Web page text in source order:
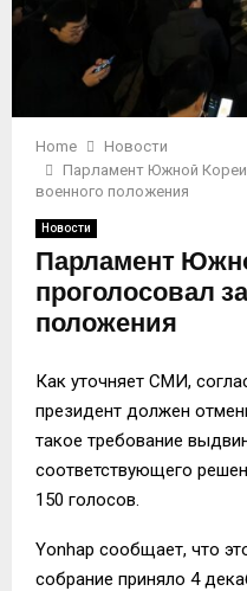
Home
Новости
Парламент Южной
военного положения
Новости
Парламент
проголосовал
положения
Как уточняет СМИ,
президент должен
такое требование
соответствующего
150 голосов.
Yonhap сообщает, что
собрание приняло 4